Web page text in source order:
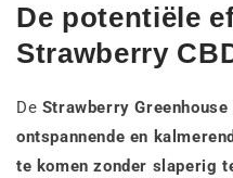
De potentiële
Strawberry
De Strawberry Greenhouse
ontspannende en
te komen zonder slaperig